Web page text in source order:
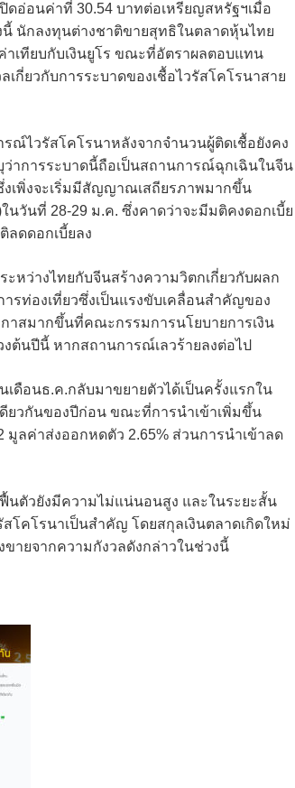
ดอ่อนค่าที่ 30.54 บาทต่อเหรียญสหรัฐฯเมื่อ
นี้ นักลงทุนต่างชาติขายสุทธิในตลาดหุ้นไทย
เทียบกับเงินยูโร ขณะที่อัตราผลตอบแทน
กี่ยวกับการระบาดของเชื้อไวรัสโคโรนาสาย
ณ์ไวรัสโคโรนาหลังจากจำนวนผู้ติดเชื้อยังคง
าการระบาดนี้ถือเป็นสถานการณ์ฉุกเฉินในจีน
งเพิ่งจะเริ่มมีสัญญาณเสถียรภาพมากขึ้น
วันที่ 28-29 ม.ค. ซึ่งคาดว่าจะมีมติคงดอกเบี้ย
ลดดอกเบี้ยลง
หว่างไทยกับจีนสร้างความวิตกเกี่ยวกับผลก
รท่องเที่ยวซึ่งเป็นแรงขับเคลื่อนสำคัญของ
กาสมากขึ้นที่คณะกรรมการนโยบายการเงิน
ต้นปีนี้ หากสถานการณ์เลวร้ายลงต่อไป
ดือนธ.ค.กลับมาขยายตัวได้เป็นครั้งแรกใน
ดียวกันของปีก่อน ขณะที่การนำเข้าเพิ่มขึ้น
มูลค่าส่งออกหดตัว 2.65% ส่วนการนำเข้าลด
นตัวยังมีความไม่แน่นอนสูง และในระยะสั้น
คโรนาเป็นสำคัญ โดยสกุลเงินตลาดเกิดใหม่
ายจากความกังวลดังกล่าวในช่วงนี้